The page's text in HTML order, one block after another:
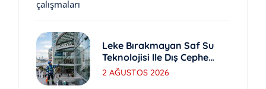
Leke Bırakmayan Saf Su
Teknolojisi Ile Dış Cephe
Yıkama
2 AĞUSTOS 2026